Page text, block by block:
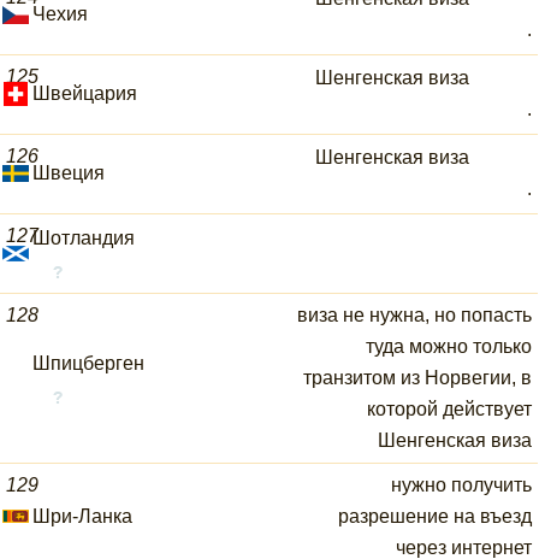
Чехия
.
125
Швейцария
Шенгенская виза
.
126
Швеция
Шенгенская виза
.
127Шотландия
128
Шпицберген
виза не нужна, но попасть
туда можно только
транзитом из Норвегии, в
которой действует
Шенгенская виза
129
Шри-Ланка
нужно получить
разрешение на въезд
через интернет